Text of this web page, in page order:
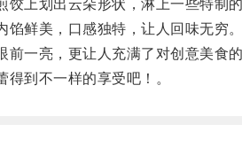
上划出云朵形状，淋上一些特制的
鲜美，口感独特，让人回味无穷。
一亮，更让人充满了对创意美食的
到不一样的享受吧！。